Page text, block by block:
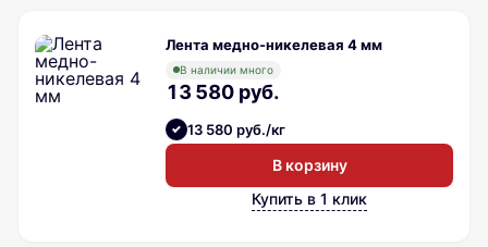
Лента медно-никелевая 4 мм
В наличии много
13 580 руб.
13 580 руб./кг
В корзину
Купить в 1 клик